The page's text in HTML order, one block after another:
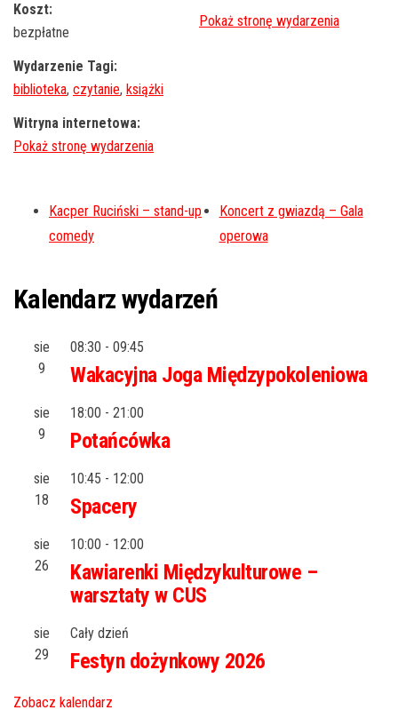
Koszt:
bezpłatne
Wydarzenie Tagi:
biblioteka, czytanie, książki
Witryna internetowa:
Kacper Ruciński – stand-up
comedy
Koncert z gwiazdą – Gala
operowa
Kalendarz wydarzeń
sie
9
08:30 - 09:45
Wakacyjna Joga Międzypokoleniowa
sie
9
18:00 - 21:00
Potańcówka
sie
18
10:45 - 12:00
Spacery
sie
26
10:00 - 12:00
Kawiarenki Międzykulturowe –
warsztaty w CUS
sie
29
Cały dzień
Festyn dożynkowy 2026
Zobacz kalendarz